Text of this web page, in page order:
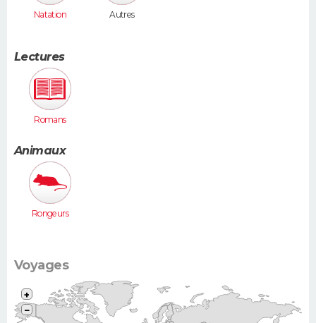
Natation Autres
Lectures
Romans
Animaux
Rongeurs
Voyages
+
−